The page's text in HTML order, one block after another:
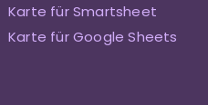
Karte für Smartsheet
Karte für Google Sheets